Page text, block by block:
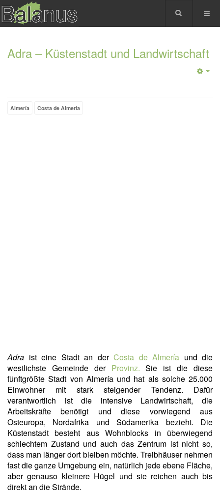
Adra – Küstenstadt und Landwirtschaft
Almería Costa de Almería
Adra ist eine Stadt an der Costa de Almería und die
westlichste Gemeinde der Provinz. Sie ist die diese
fünftgrößte Stadt von Almería und hat als solche 25.000
Einwohner mit stark steigender Tendenz. Dafür
verantwortlich ist die intensive Landwirtschaft, die
Arbeitskräfte benötigt und diese vorwiegend aus
Osteuropa, Nordafrika und Südamerika bezieht. Die
Küstenstadt besteht aus Wohnblocks in überwiegend
schlechtem Zustand und auch das Zentrum ist nicht so,
dass man länger dort bleiben möchte. Treibhäuser nehmen
fast die ganze Umgebung ein, natürlich jede ebene Fläche,
aber genauso kleinere Hügel und sie reichen auch bis
direkt an die Strände.